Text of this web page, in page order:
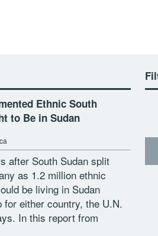
Ethnic South
to Be in Sudan
after South Sudan split
as 1.2 million ethnic
be living in Sudan
either country, the U.N.
In this report from